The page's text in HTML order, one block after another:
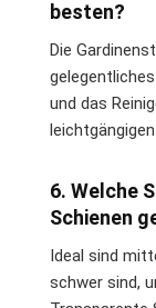
besten?
Die
und das
6. Welche
Schienen
Ideal sind
schwer sind,